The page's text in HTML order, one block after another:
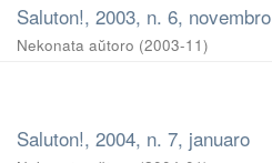
Saluton!, 2003, n. 6, novembro
Nekonata aŭtoro (2003-11)
Saluton!, 2004, n. 7, januaro